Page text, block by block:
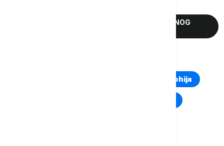
ALEKSIĆ IZABRAN ZA PREDSEDNIKA NARODNOG
Kosovo i Metohija